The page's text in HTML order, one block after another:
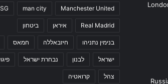
Manchester United
man city
Real Madrid איראן ביטחון
בנימין נתניהו חיזבאללה חמאס
ישראל לבנון נבחרת ישראל
צהל קרואטיה